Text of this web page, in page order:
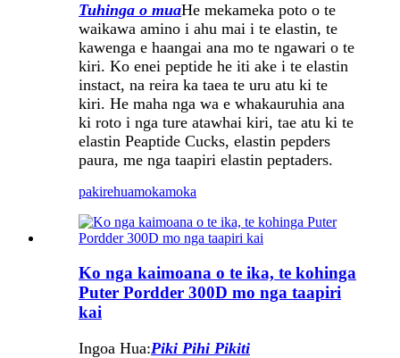
Tuhinga o muaHe mekameka poto o te
waikawa amino i ahu mai i te elastin, te
kawenga e haangai ana mo te ngawari o te
kiri. Ko enei peptide he iti ake i te elastin
instact, na reira ka taea te uru atu ki te
kiri. He maha nga wa e whakauruhia ana
ki roto i nga ture atawhai kiri, tae atu ki te
elastin Peaptide Cucks, elastin pepders
paura, me nga taapiri elastin peptaders.
pakirehuamokamoka
Ko nga kaimoana o te ika, te kohinga
Puter Pordder 300D mo nga taapiri
kai
Ingoa Hua:Piki Pihi Pikiti